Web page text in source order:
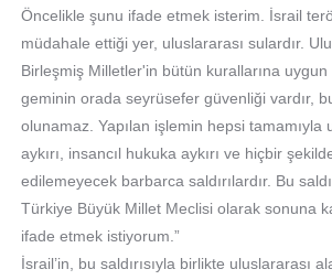
Öncelikle şunu ifade etmek isterim. İsrail
müdahale ettiği yer, uluslararası sulardır.
Birleşmiş Milletler'in bütün kurallarına
geminin orada seyrüsefer güvenliği vardır,
olunamaz. Yapılan işlemin hepsi tamamıyla
aykırı, insancıl hukuka aykırı ve hiçbir
edilemeyecek barbarca saldırılardır. Bu
Türkiye Büyük Millet Meclisi olarak sonuna
ifade etmek istiyorum.”
İsrail’in, bu saldırısıyla birlikte uluslararası